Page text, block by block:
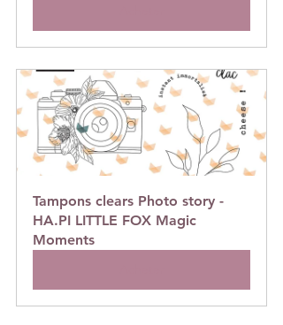
Tampons clears Photo story -
HA.PI LITTLE FOX Magic
Moments